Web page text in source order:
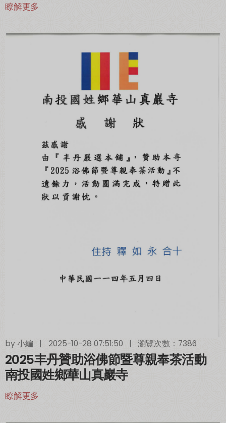
瞭解更多
by小編 | 2025-10-28 07:51:50 | 瀏覽次數：7386
2025丰丹贊助浴佛節暨尊親奉茶活動
南投國姓鄉華山真巖寺
瞭解更多